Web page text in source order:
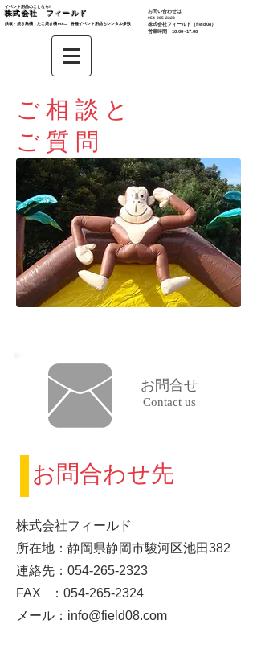
イベント用品のことなら‼︎
株式会社 フィールド
鉄板・焼き鳥機・たこ焼き機 etc... 各種イベント用品もレンタル多数​
お問い合わせは
​054-265-2323
株式会社フィールド（field08）
営業時間 10:00~17:00
ご相談と
ご質問
お問合せ
Contact us
お問合わせ先
株式会社フィールド
所在地：静岡県静岡市駿河区池田382
連絡先：054-265-2323
FAX ：054-265-2324
メール： info@field08.com